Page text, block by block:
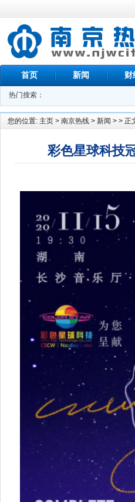
首页 新闻 财
热门搜索：
您的位置: 主页 > 南京热线 > 新闻 > > 正
彩色星球科技